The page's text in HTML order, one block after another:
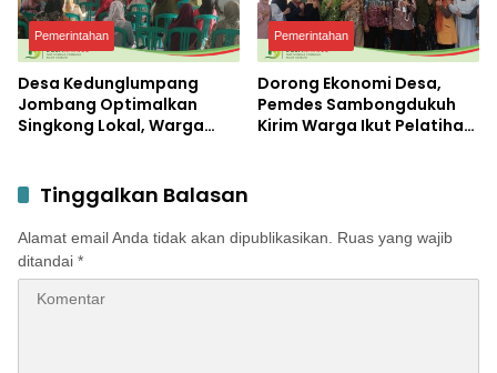
Pemerintahan
Desa Kedunglumpang
Jombang Optimalkan
Singkong Lokal, Warga
Pemerintahan
Dorong Ekonomi Desa,
Pemdes Sambongdukuh
Kirim Warga Ikut Pelatihan
Tinggalkan Balasan
Alamat email Anda tidak akan dipublikasikan.
Ruas yang wajib
ditandai *